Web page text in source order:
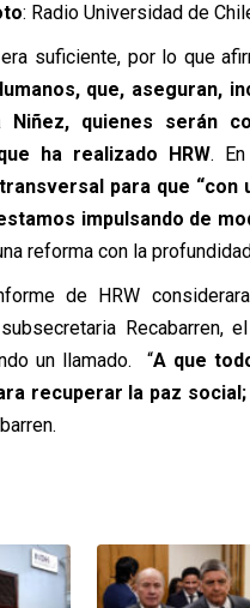
: Radio Universidad de
suficiente, por lo que
que, aseguran,
quienes serán
ha realizado HRW.
para que “con
impulsando de
reforma con la
de HRW
Recabarren,
un llamado. “A que
recuperar la paz